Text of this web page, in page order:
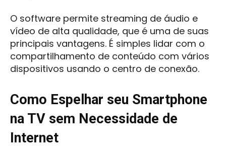
O software permite streaming de áudio e
vídeo de alta qualidade, que é uma de suas
principais vantagens. É simples lidar com o
compartilhamento de conteúdo com vários
dispositivos usando o centro de conexão.
Como Espelhar seu Smartphone
na TV sem Necessidade de
Internet